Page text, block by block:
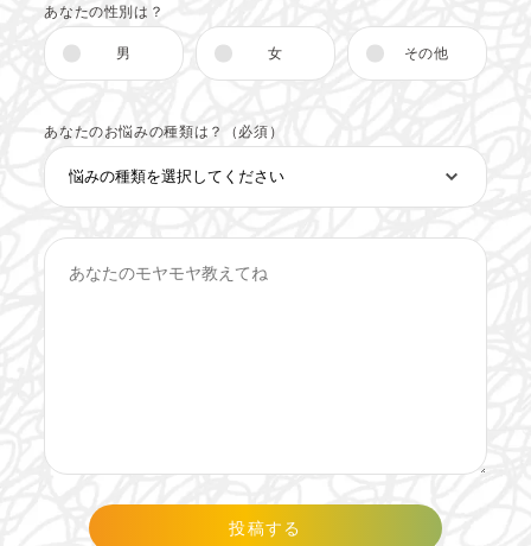
あなたの性別は？
男 女 その他
あなたのお悩みの種類は？（必須）